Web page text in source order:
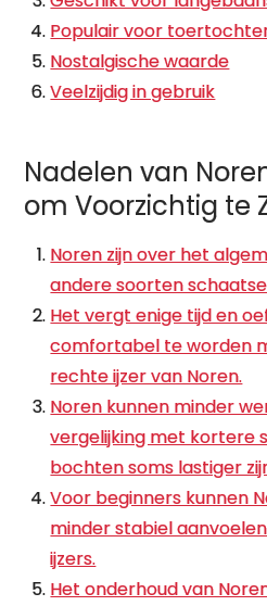
Populair voor
Nostalgische waarde
Veelzijdig in gebruik
Nadelen van
om Voorzichtig te
Noren zijn over het
andere soorten
Het vergt enige tijd en
comfortabel te worden
rechte ijzer van Noren.
Noren kunnen minder
vergelijking met kortere
bochten soms lastiger
Voor beginners kunnen
minder stabiel
ijzers.
Het onderhoud van